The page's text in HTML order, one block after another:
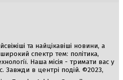
та найцікавіші новини, а
спектр тем: політика,
Наша місія - тримати вас у
Завжди в центрі подій. ©2023,